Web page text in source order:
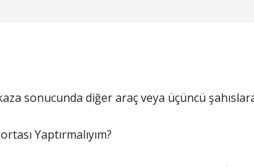
sonucunda diğer araç veya üçüncü
Yaptırmalıyım?